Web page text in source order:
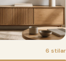
6 stilar